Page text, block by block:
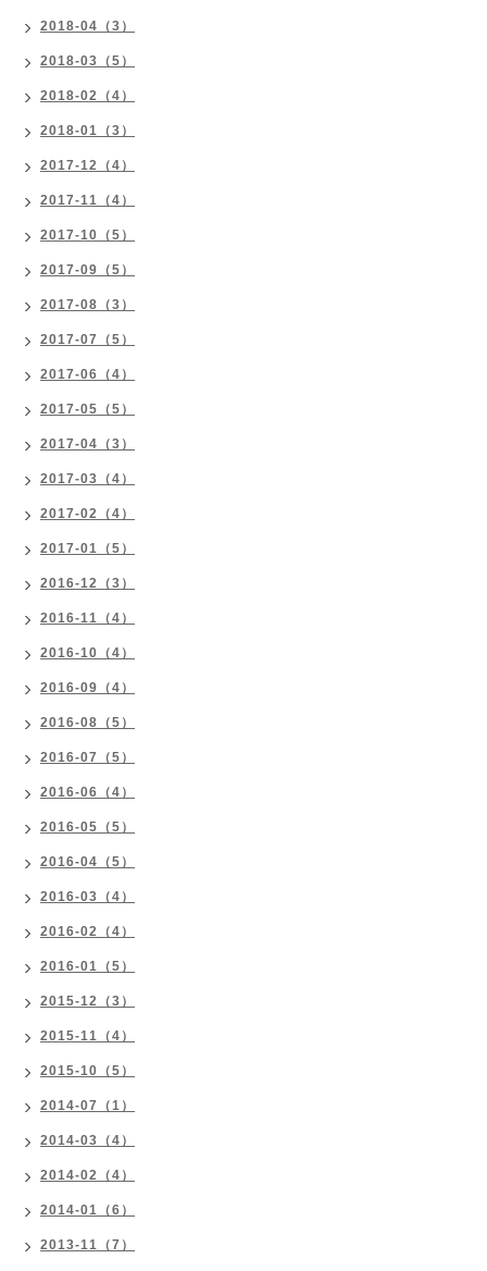
2018-04（3）
2018-03（5）
2018-02（4）
2018-01（3）
2017-12（4）
2017-11（4）
2017-10（5）
2017-09（5）
2017-08（3）
2017-07（5）
2017-06（4）
2017-05（5）
2017-04（3）
2017-03（4）
2017-02（4）
2017-01（5）
2016-12（3）
2016-11（4）
2016-10（4）
2016-09（4）
2016-08（5）
2016-07（5）
2016-06（4）
2016-05（5）
2016-04（5）
2016-03（4）
2016-02（4）
2016-01（5）
2015-12（3）
2015-11（4）
2015-10（5）
2014-07（1）
2014-03（4）
2014-02（4）
2014-01（6）
2013-11（7）